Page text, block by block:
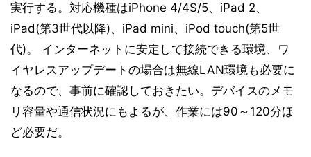
実行する。対応機種はiPhone 4/4S/5、iPad 2、
iPad(第3世代以降)、iPad mini、iPod touch(第5世
代)。 インターネットに安定して接続できる環境、ワ
イヤレスアップデートの場合は無線LAN環境も必要に
なるので、事前に確認しておきたい。デバイスのメモ
リ容量や通信状況にもよるが、作業には90～120分ほ
ど必要だ。